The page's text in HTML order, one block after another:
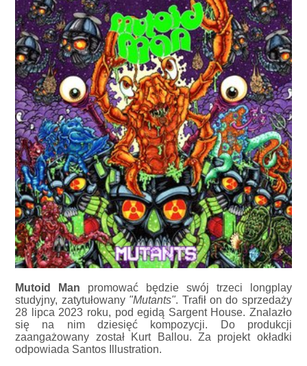
Mutoid Man promować będzie swój trzeci longplay
studyjny, zatytułowany"Mutants". Trafił on do sprzedaży
28 lipca 2023 roku, pod egidą Sargent House. Znalazło
się na nim dziesięć kompozycji. Do produkcji
zaangażowany został Kurt Ballou. Za projekt okładki
odpowiada Santos Illustration.